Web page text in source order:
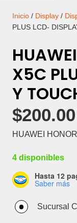
Inicio / Display /
PLUS LCD-
X5C
Y
$200.00
HUAWEI
4 disponibles
Hasta 12
Saber más
Sucursal